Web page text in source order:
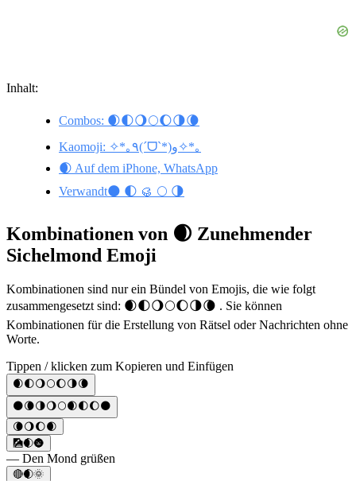
Inhalt:
Combos: 🌒🌓🌖🌕🌔🌗🌘
Kaomoji: ✧*｡٩(ˊᗜˋ*)و✧*｡
🌒 Auf dem iPhone, WhatsApp
Verwandt🌑 🌓 🥮 🌕 🌗
Kombinationen von 🌒 Zunehmender
Sichelmond Emoji
Kombinationen sind nur ein Bündel von Emojis, die wie folgt
zusammengesetzt sind: 🌒🌓🌖🌕🌔🌗🌘 . Sie können
Kombinationen für die Erstellung von Rätsel oder Nachrichten ohne
Worte.
Tippen / klicken zum Kopieren und Einfügen
🌒🌓🌖🌕🌔🌗🌘
🌑🌘🌗🌖🌕🌒🌓🌔🌑
🌘🌖🌔🌒
🎑🌒🌚
— Den Mond grüßen
🔴🌒🌞